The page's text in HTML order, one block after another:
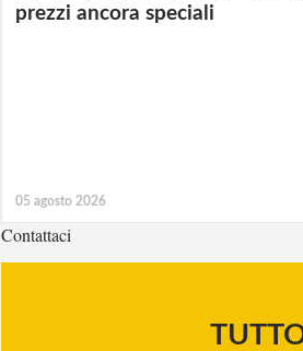
prezzi ancora speciali
05 agosto 2026
Contattaci